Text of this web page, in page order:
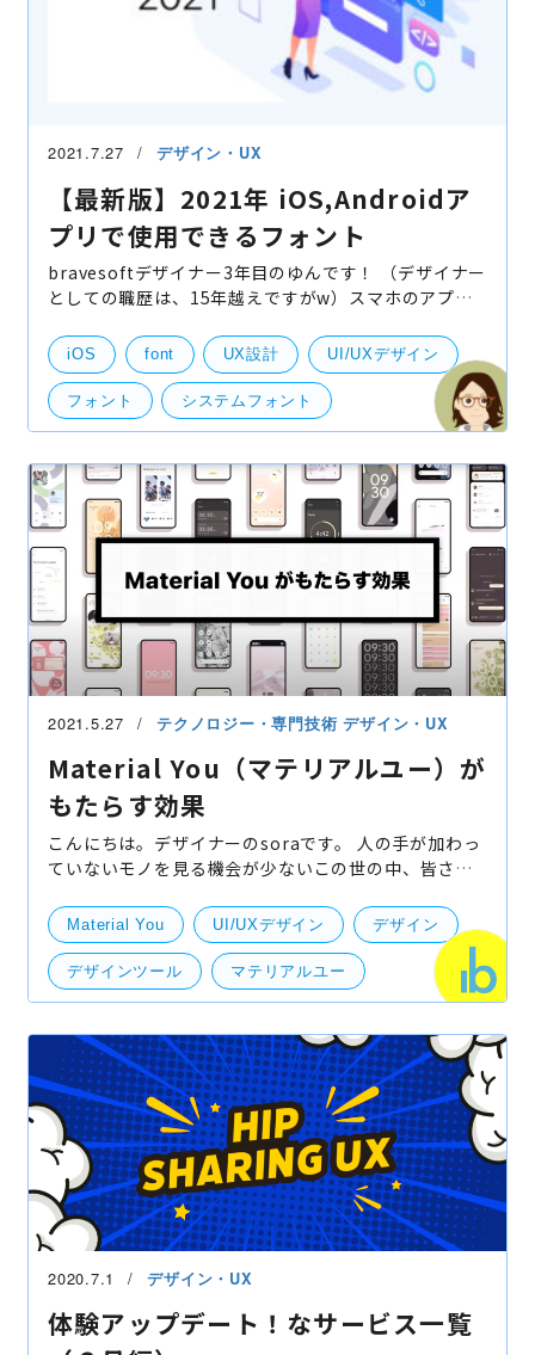
2021.7.27 デザイン・UX
【最新版】2021年 iOS,Androidア
プリで使用できるフォント
bravesoftデザイナー3年目のゆんです！ （デザイナー
としての職歴は、15年越えですがw）スマホのアプリ
ししたいと思います。弊社ブログでも何年に1回かは、
このテ
iOS font UX設計 UI/UXデザイン
フォント システムフォント
2021.5.27 テクノロジー・専門技術デザイン・UX
Material You（マテリアルユー）が
もたらす効果
こんにちは。デザイナーのsoraです。 人の手が加わっ
ていないモノを見る機会が少ないこの世の中、皆さま
ーにより進化していくツールを見る度、ワクワクして
いま
Material You UI/UXデザイン デザイン
デザインツール マテリアルユー
2020.7.1 デザイン・UX
体験アップデート！なサービス一覧